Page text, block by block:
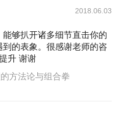
2018.06.03
够扒开诸多细节直击你的
的表象。很感谢老师的咨
升 谢谢
方法论与组合拳